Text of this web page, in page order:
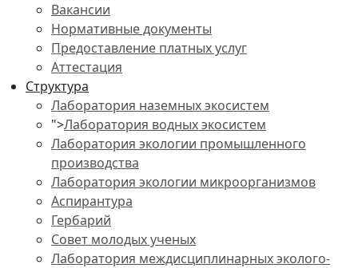
Вакансии
Нормативные документы
Предоставление платных услуг
Аттестация
Структура
Лаборатория наземных экосистем
">Лаборатория водных экосистем
Лаборатория экологии промышленного
производства
Лаборатория экологии микроорганизмов
Аспирантура
Гербарий
Совет молодых ученых
Лаборатория междисциплинарных эколого-